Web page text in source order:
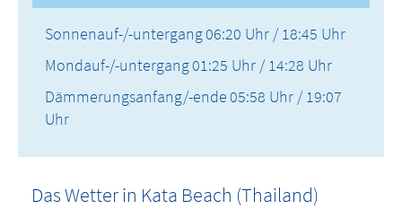
Sonnenauf-/-untergang06:20 Uhr / 18:45 Uhr
Mondauf-/-untergang01:25 Uhr / 14:28 Uhr
Dämmerungsanfang/-ende05:58 Uhr / 19:07
Uhr
Das Wetter in Kata Beach (Thailand)